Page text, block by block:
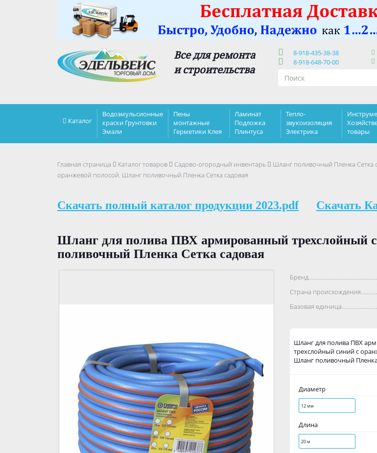
Все для ремонта
и строительства
8-918-435-38-38
8-918-648-70-00
Каталог
Водоэмульсионные
краски Грунтовки
Эмали
Пены
монтажные
Герметики Клея
Ламинат
Подложка
Плинтуса
Тепло-
звукоизоляция
Электрика
товары
Главная страница Каталог товаров Садово-огородный инвентарь Шланг поливочный Пленка Сетка
оранжевой полосой. Шланг поливочный Пленка Сетка садовая
Скачать полный каталог продукции 2023.pdf Скачать
Шланг для полива ПВХ армированный трехслойный
поливочный Пленка Сетка садовая
Страна
Базовая
Шланг для полива ПВХ
трехслойный синий с
Шланг поливочный Пленка
Диаметр
12 мм
Длина
20 м